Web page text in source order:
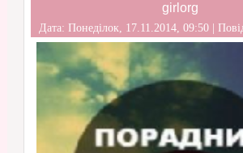
girlorg
Дата: Понеділок, 17.11.2014, 09:50 |